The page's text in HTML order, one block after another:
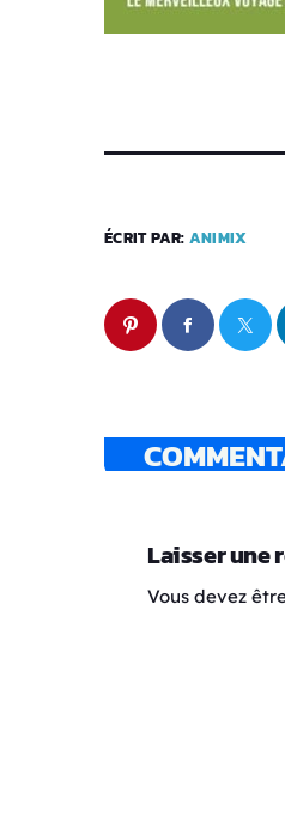
ÉCRIT PAR: ANIMIX
Laisser une
Vous devez